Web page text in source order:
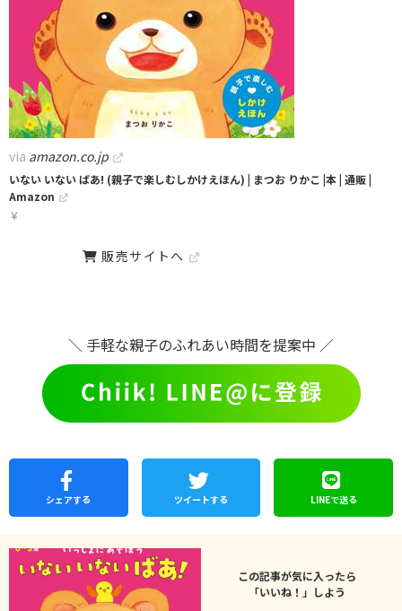
via amazon.co.jp
いない いない ばあ! (親子で楽しむしかけえほん) | まつお りかこ |本 | 通販 |
Amazon
￥
販売サイトへ
＼ 手軽な親子のふれあい時間を提案中 ／
シェアする ツイートする LINEで送る
この記事が気に入ったら
「いいね！」しよう